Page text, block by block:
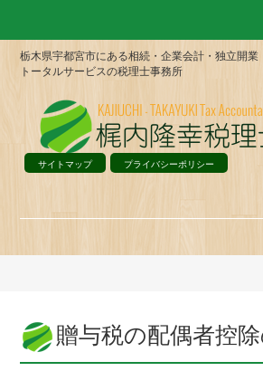
栃木県宇都宮市にある相続・企業会計・独立開業
トータルサービスの税理士事務所
サイトマップ プライバシーポリシー
贈与税の配偶者控